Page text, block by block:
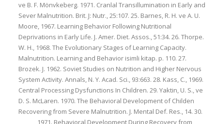
ve B. F. Mönvkeberg. 1971. Cranlal Transillumination in Early and
Sever Malnutrition. Brit. J: Nutr., 25:107. 25. Barnes, R. H. ve A. U.
Moore, 1967. Learning Behavior Following Nutritional
Deprivations in Early Life. J. Amer. Diet. Assos., 51:34. 26. Thorpe.
W. H., 1968. The Evolutionary Stages of Learning Capacity.
Malnutrition. Learning and Behavior isimli kitap. p. 110. 27.
Brozek. J. 1962. Soviet Studies on Nutrition and Higher Nervous
System Activity. Annals, N. Y. Acad. Sci., 93:663. 28. Kass, C., 1969.
Central Processing Dysfunctions In Children. 29. Yaktin, U. S., ve
D. S. McLaren. 1970. The Behavioral Development of Childen
Recovering from Severe Malnutrition. J. Mental Def. Res., 14. 30.
______ 1971. Behavioral Development During Recovery from